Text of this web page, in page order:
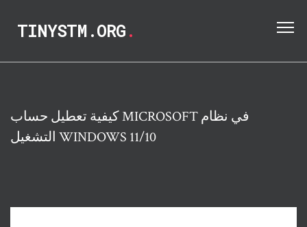
TINYSTM.ORG.
كيفية تعطيل حساب MICROSOFT في نظام
التشغيل WINDOWS 11/10